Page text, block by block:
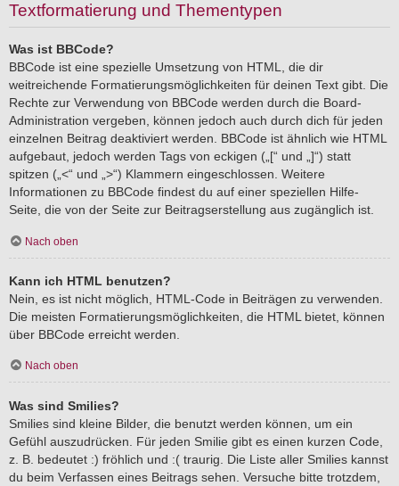
Textformatierung und Thementypen
Was ist BBCode?
BBCode ist eine spezielle Umsetzung von HTML, die dir
weitreichende Formatierungsmöglichkeiten für deinen Text gibt. Die
Rechte zur Verwendung von BBCode werden durch die Board-
Administration vergeben, können jedoch auch durch dich für jeden
einzelnen Beitrag deaktiviert werden. BBCode ist ähnlich wie HTML
aufgebaut, jedoch werden Tags von eckigen („[“ und „]“) statt
spitzen („<“ und „>“) Klammern eingeschlossen. Weitere
Informationen zu BBCode findest du auf einer speziellen Hilfe-
Seite, die von der Seite zur Beitragserstellung aus zugänglich ist.
Nach oben
Kann ich HTML benutzen?
Nein, es ist nicht möglich, HTML-Code in Beiträgen zu verwenden.
Die meisten Formatierungsmöglichkeiten, die HTML bietet, können
über BBCode erreicht werden.
Nach oben
Was sind Smilies?
Smilies sind kleine Bilder, die benutzt werden können, um ein
Gefühl auszudrücken. Für jeden Smilie gibt es einen kurzen Code,
z. B. bedeutet :) fröhlich und :( traurig. Die Liste aller Smilies kannst
du beim Verfassen eines Beitrags sehen. Versuche bitte trotzdem,